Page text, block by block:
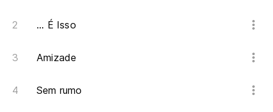
... É Isso
Amizade
Sem rumo